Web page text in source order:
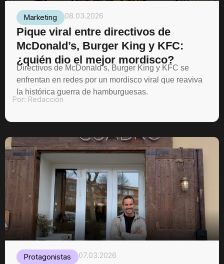
Marketing 08.03.2026
Pique viral entre directivos de
McDonald’s, Burger King y KFC:
¿quién dio el mejor mordisco?
Directivos de McDonald’s, Burger King y KFC se
enfrentan en redes por un mordisco viral que reaviva
la histórica guerra de hamburguesas.
Por: Redacción
Protagonistas 07.03.2026